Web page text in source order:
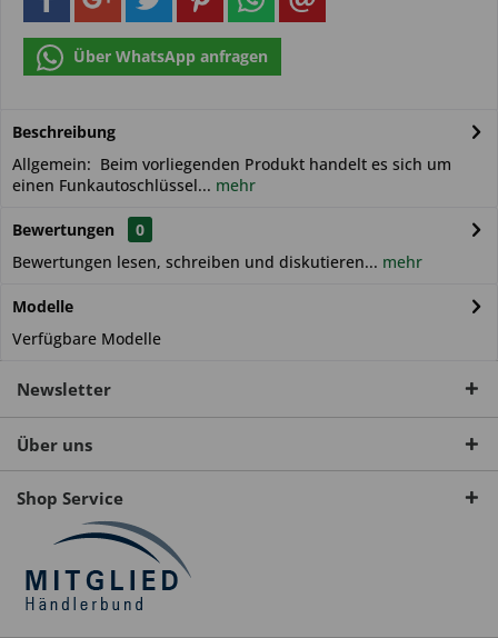
Über WhatsApp anfragen
Beschreibung
Allgemein: Beim vorliegenden Produkt handelt es sich um
einen Funkautoschlüssel... mehr
Bewertungen
0
Bewertungen lesen, schreiben und diskutieren... mehr
Modelle
Verfügbare Modelle
Newsletter
Über uns
Shop Service